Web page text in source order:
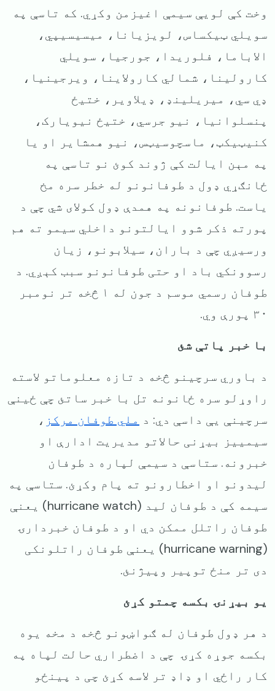
وخت کې لویې سیمې اغیزمن وکړي. که تاسې په
سویلي ټیکساس، لویزیانا، میسیسیپي،
الاباما، فلوریدا، جورجیا، سویلي
کارولینا، شمالي کارولاینا، ویرجینیا،
ډي سي، میریلینډ، ډیلاویر، ختیځ
پنسلوانیا، نیو جرسي، ختیځ نیویارک،
کنیټیکټ، ماسچوسیټس، نیو همشایر او یا
په مېن ایالت کې ژوند کوئ نو تاسې په
ځانګړي ډول د طوفانونو له خطر سره مخ
یاست. طوفانونه په همدې ډول کولای شي چې د
پورته ذکر شوو ایالتونو داخلي سیمو ته هم
ورسیږي چې د باران، سیلابونو، زیان
رسوونکي باد او حتی طوفانونو سبب کېږي. د
طوفان رسمي موسم د جون له ۱ څخه تر نومبر
۳۰ پورې وي.
با خبر پاتې شئ
د باوري سرچینو څخه د تازه معلوماتو لاسته
راوړلو سره ځانونه تل با خبر ساتئ چې ځینې
سرچینې یې داسې دي: د ملي طوفان مرکز ،
سیمییز بیړنی حالاتو مدیریت ادارې او
خبرونه. ستاسې د سیمې لپاره د طوفان
لیدونو او اخطارونو ته پام وکړئ. ستاسې په
سیمه کې د طوفان لید (hurricane watch) یعنې
طوفان راتلل ممکن دي او د طوفان خبردارۍ
(hurricane warning) یعنې طوفان راتلونکی
دی تر منځ توپیر وپیژنئ.
یو بیړنۍ بکسه چمتو کړئ
د هر ډول طوفان له ګواښونو څخه د مخه یوه
بکسه جوړه کړۍ چې د اضطراري حالت لپاه په
کار راځي او ډاډ تر لاسه کړئ چی د پینځو